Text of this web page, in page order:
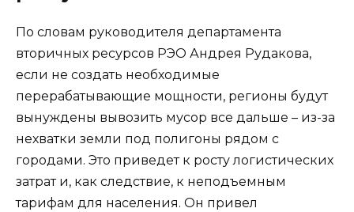
По словам руководителя департамента
вторичных ресурсов РЭО Андрея Рудакова,
если не создать необходимые
перерабатывающие мощности, регионы будут
вынуждены вывозить мусор все дальше – из-за
нехватки земли под полигоны рядом с
городами. Это приведет к росту логистических
затрат и, как следствие, к неподъемным
тарифам для населения. Он привел